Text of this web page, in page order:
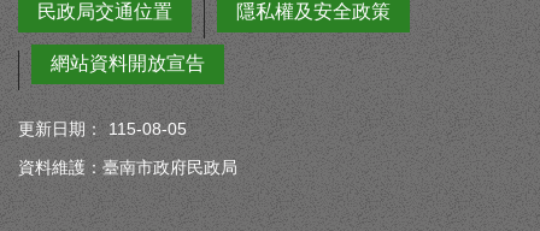
民政局交通位置
隱私權及安全政策
網站資料開放宣告
更新日期：
115-08-05
資料維護：臺南市政府民政局